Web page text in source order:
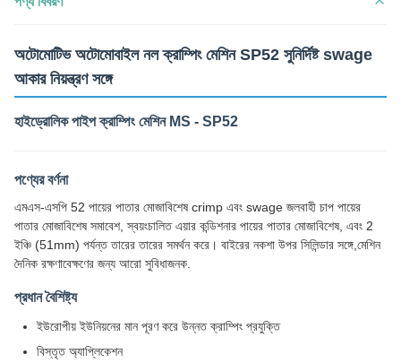
অটোমোটিভ অটোমোবাইল নল ক্রাম্পিং মেশিন SP52 সুনির্দিষ্ট swage
আকার নিয়ন্ত্রণ সঙ্গে
হাইড্রোলিক পাইপ ক্রাম্পিং মেশিন MS - SP52
পণ্যের বর্ণনা
এমএস-এসপি 52 পায়ের পাতার মোজাবিশেষ crimp এবং swage জলবাহী চাপ পায়ের
পাতার মোজাবিশেষ সমাবেশ, স্বয়ংচালিত এয়ার কন্ডিশনার পায়ের পাতার মোজাবিশেষ, এবং 2
ইঞ্চি (51mm) পর্যন্ত তারের তারের সমর্থন করে। বাইরের নকশা উপর সিলিন্ডার সঙ্গে,মেশিন
দৈনিক রক্ষণাবেক্ষণের জন্য আরো সুবিধাজনক.
প্রধান বৈশিষ্ট্য
ইউরোপীয় ইউনিয়নের মান পূরণ করে উন্নত ক্রাম্পিং প্রযুক্তি
বিস্তৃত অ্যাপ্লিকেশন